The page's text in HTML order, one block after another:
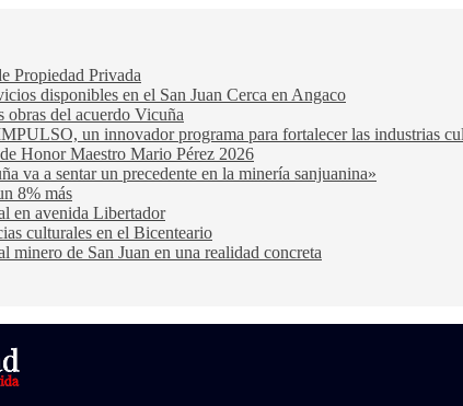
Propiedad Privada
disponibles en el San Juan Cerca en Angaco
obras del acuerdo Vicuña
un innovador programa para fortalecer las industrias
Honor Maestro Mario Pérez 2026
va a sentar un precedente en la minería sanjuanina»
8% más
en avenida Libertador
culturales en el Bicenteario
minero de San Juan en una realidad concreta